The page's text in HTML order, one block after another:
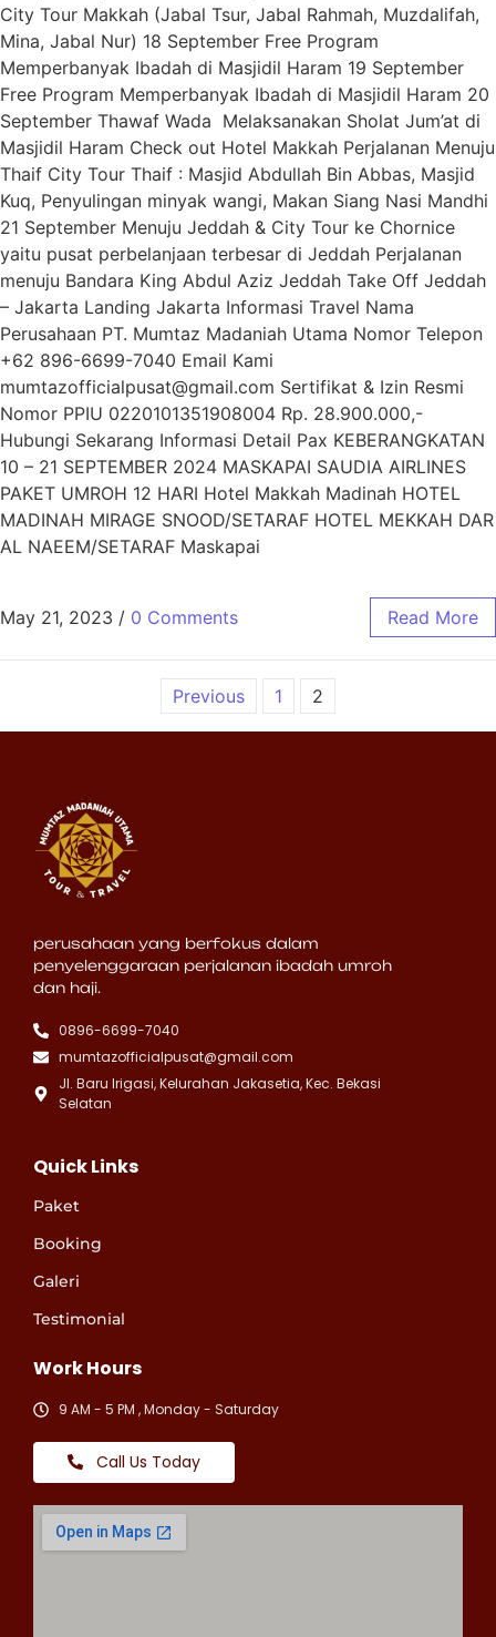
City Tour Makkah (Jabal Tsur, Jabal Rahmah, Muzdalifah,
Mina, Jabal Nur) 18 September Free Program
Memperbanyak Ibadah di Masjidil Haram 19 September
Free Program Memperbanyak Ibadah di Masjidil Haram 20
September Thawaf Wada Melaksanakan Sholat Jum’at di
Masjidil Haram Check out Hotel Makkah Perjalanan Menuju
Thaif City Tour Thaif : Masjid Abdullah Bin Abbas, Masjid
Kuq, Penyulingan minyak wangi, Makan Siang Nasi Mandhi
21 September Menuju Jeddah & City Tour ke Chornice
yaitu pusat perbelanjaan terbesar di Jeddah Perjalanan
menuju Bandara King Abdul Aziz Jeddah Take Off Jeddah
– Jakarta Landing Jakarta Informasi Travel Nama
Perusahaan PT. Mumtaz Madaniah Utama Nomor Telepon
+62 896-6699-7040 Email Kami
mumtazofficialpusat@gmail.com Sertifikat & Izin Resmi
Nomor PPIU 0220101351908004 Rp. 28.900.000,-
Hubungi Sekarang Informasi Detail Pax KEBERANGKATAN
10 – 21 SEPTEMBER 2024 MASKAPAI SAUDIA AIRLINES
PAKET UMROH 12 HARI Hotel Makkah Madinah HOTEL
MADINAH MIRAGE SNOOD/SETARAF HOTEL MEKKAH DAR
AL NAEEM/SETARAF Maskapai
May 21, 2023 / 0 Comments Read More
Previous 1 2
perusahaan yang berfokus dalam
penyelenggaraan perjalanan ibadah umroh
dan haji.
0896-6699-7040
mumtazofficialpusat@gmail.com
Jl. Baru Irigasi, Kelurahan Jakasetia, Kec. Bekasi
Selatan
Quick Links
Paket
Booking
Galeri
Testimonial
Work Hours
9 AM - 5 PM , Monday - Saturday
Call Us Today